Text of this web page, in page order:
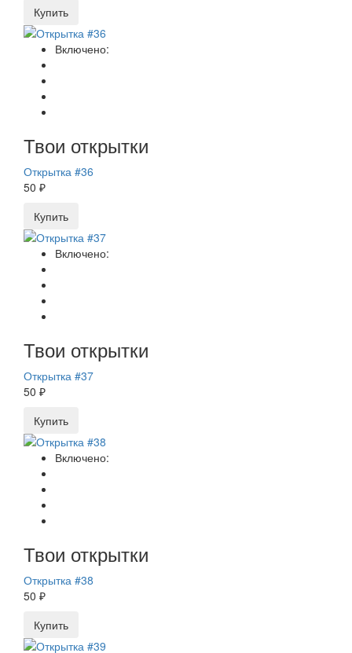
Купить
Включено:
Твои открытки
Открытка #36
50 ₽
Купить
Включено:
Твои открытки
Открытка #37
50 ₽
Купить
Включено:
Твои открытки
Открытка #38
50 ₽
Купить